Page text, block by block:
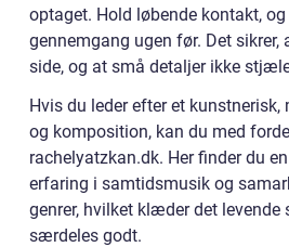
optaget. Hold løbende kontakt,
gennemgang ugen før. Det sikrer,
side, og at små detaljer ikke
Hvis du leder efter et kunstnerisk,
og komposition, kan du med
rachelyatzkan.dk. Her finder du
erfaring i samtidsmusik og
genrer, hvilket klæder det levende
særdeles godt.